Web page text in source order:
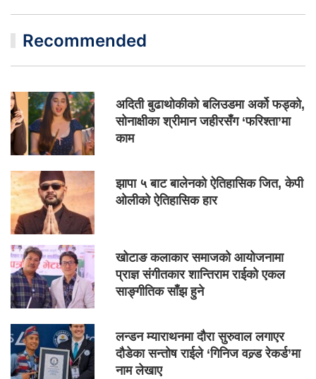
Recommended
अदिती बुढाथोकीको बलिउडमा अर्को फड्को,
सोनाक्षीका श्रीमान जहीरसँग ‘फरिश्ता’मा
काम
झापा ५ बाट बालेनको ऐतिहासिक जित, केपी
ओलीको ऐतिहासिक हार
खोटाङ कलाकार समाजको आयोजनामा
प्राज्ञ संगीतकार शान्तिराम राईको एकल
साङ्गीतिक साँझ हुने
लन्डन म्याराथनमा दौरा सुरुवाल लगाएर
दौडेका सन्तोष राईले ‘गिनिज वल्र्ड रेकर्ड’मा
नाम लेखाए